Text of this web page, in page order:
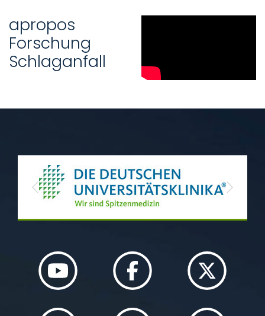
apropos
Forschung
Schlaganfall
Previous Next